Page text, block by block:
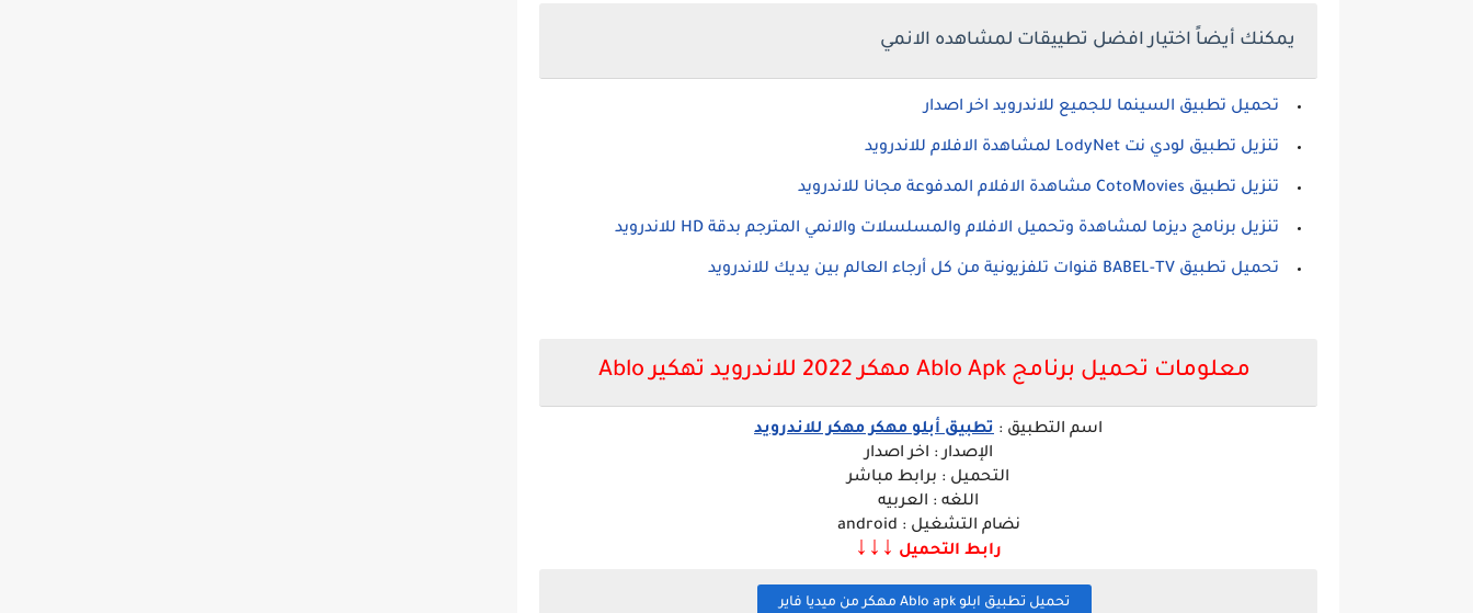
يمكنك أيضاً اختيار افضل تطييقات لمشاهده الانمي
تحميل تطبيق السينما للجميع للاندرويد اخر اصدار
تنزيل تطبيق لودي نت LodyNet لمشاهدة الافلام للاندرويد
تنزيل تطبيق CotoMovies مشاهدة الافلام المدفوعة مجانا للاندرويد
تنزيل برنامج ديزما لمشاهدة وتحميل الافلام والمسلسلات والانمي المترجم بدقة HD للاندرويد
تحميل تطبيق BABEL-TV قنوات تلفزيونية من كل أرجاء العالم بين يديك للاندرويد
معلومات تحميل برنامج Ablo Apk مهكر 2022 للاندرويد تهكير Ablo
اسم التطبيق : تطبيقأبلو مهكر مهكر للاندرويد
الإصدار : اخر اصدار
التحميل : برابط مباشر
اللغه : العربيه
نضام التشغيل : android
رابط التحميل ↓↓↓
تحميل تطبيق ابلو Ablo apk مهكر من ميديا فاير